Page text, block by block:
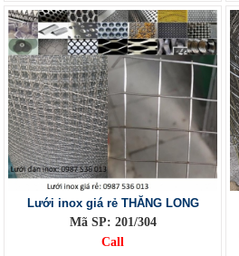
Lưới inox giá rẻ THĂNG LONG
Mã SP: 201/304
Call